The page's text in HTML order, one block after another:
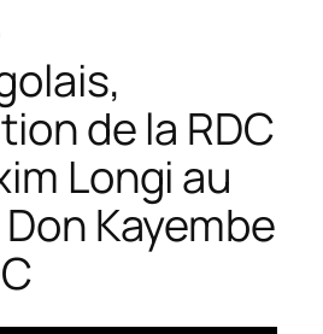
de la RDC
Longi au
Kayembe